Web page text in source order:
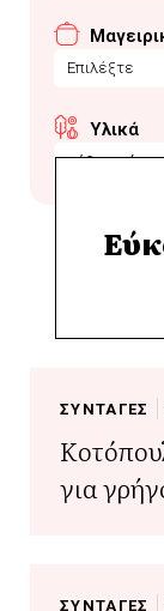
Επιλέξτε
Υλικά
κύβος κότας
ΣΥΝΤΑΓΕΣ
για
ΣΥΝΤΑΓΕΣ